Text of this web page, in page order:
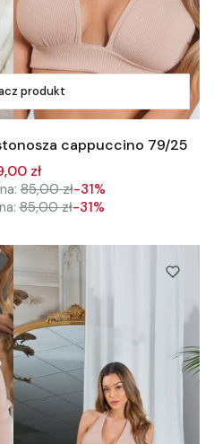
produkt
cappuccino 79/25
zł
85,00 zł-31%
85,00 zł-31%